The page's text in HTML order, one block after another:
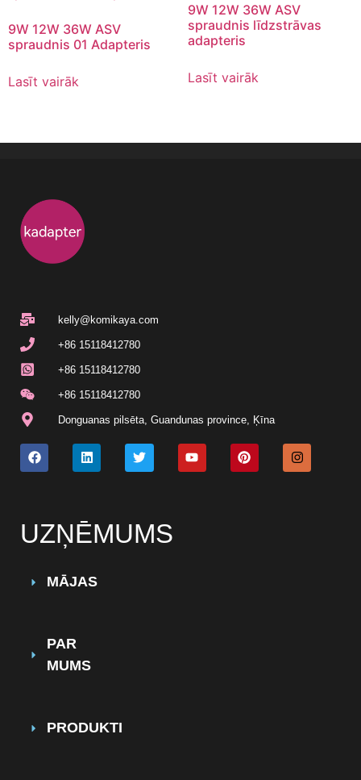
9W 12W 36W ASV
spraudnis 01 Adapteris
Lasīt vairāk
9W 12W 36W ASV
spraudnis līdzstrāvas
adapteris
Lasīt vairāk
kelly@komikaya.com
+86 15118412780
+86 15118412780
+86 15118412780
Donguanas pilsēta, Guandunas province, Ķīna
UZŅĒMUMS
MĀJAS
PAR
MUMS
PRODUKTI